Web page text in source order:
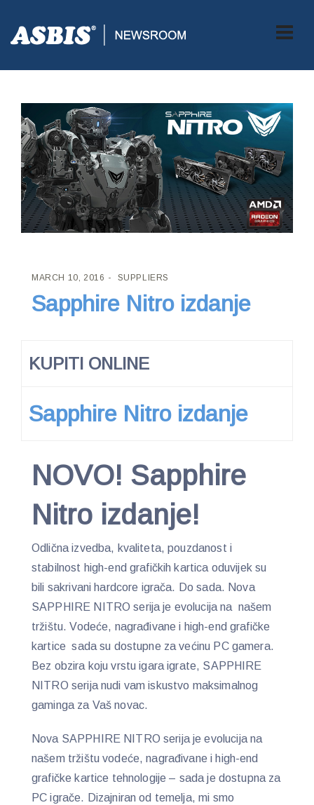
ASBIS CROATIA> SUPPLIERS > SAPPHIRE NITRO IZDANJE
MARCH 10, 2016 SUPPLIERS
Sapphire Nitro izdanje
KUPITI ONLINE
Sapphire Nitro izdanje
NOVO! Sapphire
Nitro izdanje!
Odlična izvedba, kvaliteta, pouzdanost i
stabilnost high-end grafičkih kartica oduvijek su
bili sakrivani hardcore igrača. Do sada. Nova
SAPPHIRE NITRO serija je evolucija na našem
tržištu. Vodeće, nagrađivane i high-end grafičke
kartice sada su dostupne za većinu PC gamera.
Bez obzira koju vrstu igara igrate, SAPPHIRE
NITRO serija nudi vam iskustvo maksimalnog
gaminga za Vaš novac.
Nova SAPPHIRE NITRO serija je evolucija na
našem tržištu vodeće, nagrađivane i high-end
grafičke kartice tehnologije – sada je dostupna za
PC igrače. Dizajniran od temelja, mi smo